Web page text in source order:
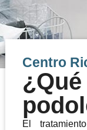
Centro
El